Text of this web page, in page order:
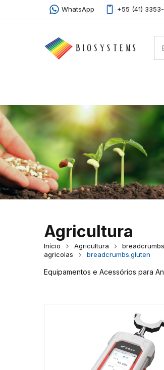
WhatsApp +55 (41) 3353-
Agricultura
Início Agricultura
agricolas
breadcrumbs.gluten
Equipamentos e Acessórios para